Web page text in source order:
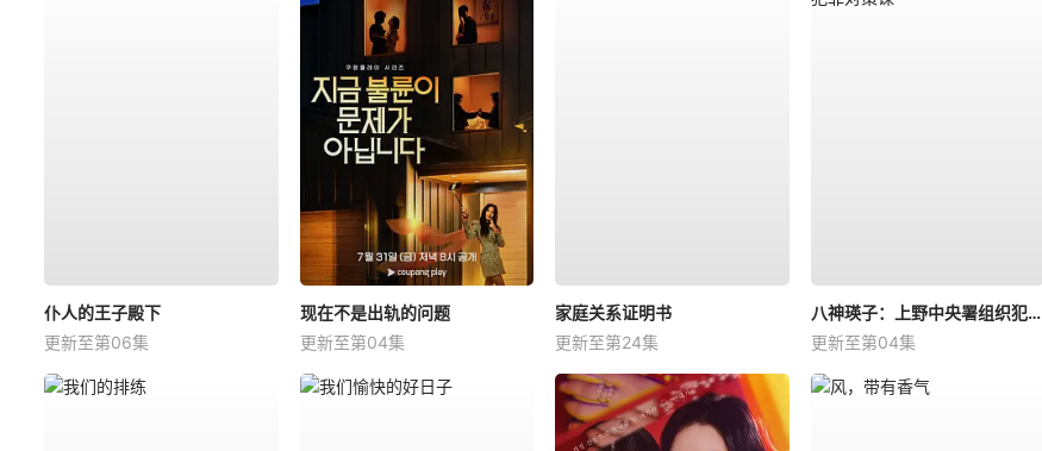
仆人的王子殿下
更新至第06集
现在不是出轨的问题
更新至第04集
家庭关系证明书
更新至第24集
八神瑛子：上野中央署组织犯罪对策课
更新至第04集